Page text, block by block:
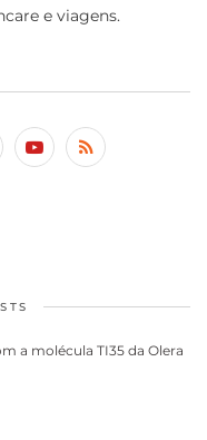
e viagens.
a molécula TI35 da Olera